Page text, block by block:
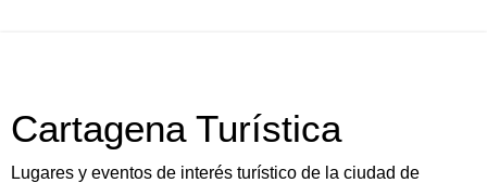
Cartagena Turística
Lugares y eventos de interés turístico de la ciudad de